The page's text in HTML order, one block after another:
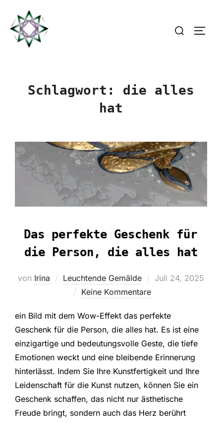
Inhalt
springen
Suchen
Schlagwort: die alles
hat
Das perfekte Geschenk für
die Person, die alles hat
von Irina Leuchtende Gemälde
Veröffentlicht
Juli 24, 2025
Keine Kommentare
ein Bild mit dem Wow-Effekt das perfekte
Geschenk für die Person, die alles hat. Es ist eine
einzigartige und bedeutungsvolle Geste, die tiefe
Emotionen weckt und eine bleibende Erinnerung
hinterlässt. Indem Sie Ihre Kunstfertigkeit und Ihre
Leidenschaft für die Kunst nutzen, können Sie ein
Geschenk schaffen, das nicht nur ästhetische
Freude bringt, sondern auch das Herz berührt